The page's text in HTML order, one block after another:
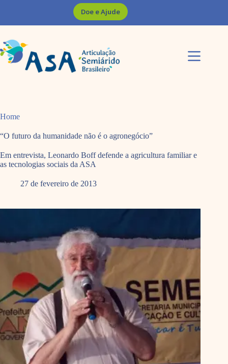
Doe e Ajude
Home
“O futuro da humanidade não é o agronegócio”
Em entrevista, Leonardo Boff defende a agricultura familiar e
as tecnologias sociais da ASA
27 de fevereiro de 2013